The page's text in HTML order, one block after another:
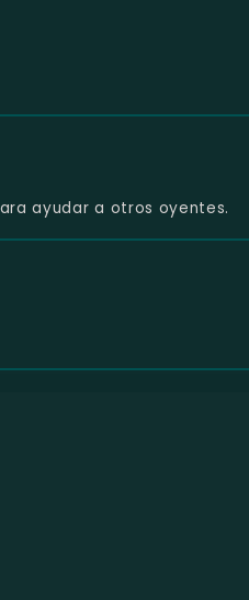
ayudar a otros oyentes.